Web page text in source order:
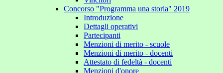
Concorso "Programma una storia" 2019
Introduzione
Dettagli operativi
Partecipanti
Menzioni di merito - scuole
Menzioni di merito - docenti
Attestato di fedeltà - docenti
Menzioni d'onore